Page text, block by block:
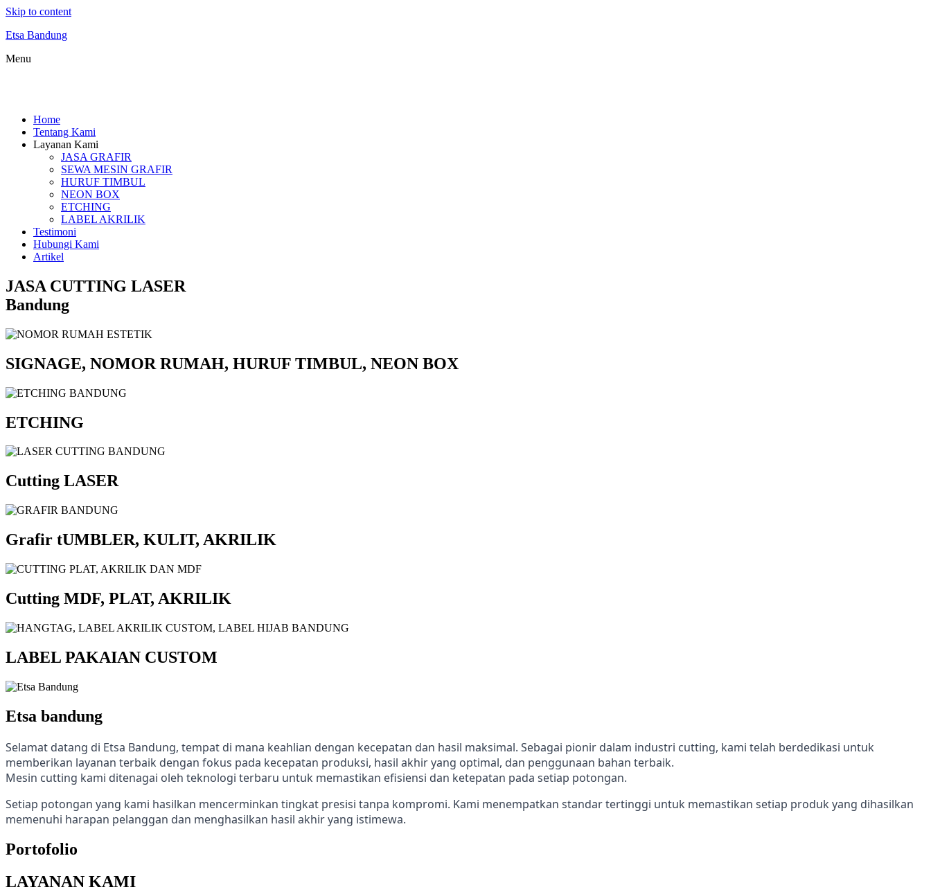
Skip to content
Etsa Bandung
Menu
Home
Tentang Kami
Layanan Kami
JASA GRAFIR
SEWA MESIN GRAFIR
HURUF TIMBUL
NEON BOX
ETCHING
LABEL AKRILIK
Testimoni
Hubungi Kami
Artikel
JASA CUTTING LASER
Bandung
SIGNAGE, NOMOR RUMAH, HURUF TIMBUL, NEON BOX
ETCHING
Cutting LASER
Grafir tUMBLER, KULIT, AKRILIK
Cutting MDF, PLAT, AKRILIK
LABEL PAKAIAN CUSTOM
Etsa bandung
Selamat datang di Etsa Bandung, tempat di mana keahlian dengan kecepatan dan hasil maksimal. Sebagai pionir dalam industri cutting, kami telah berdedikasi untuk
memberikan layanan terbaik dengan fokus pada kecepatan produksi, hasil akhir yang optimal, dan penggunaan bahan terbaik.
Mesin cutting kami ditenagai oleh teknologi terbaru untuk memastikan efisiensi dan ketepatan pada setiap potongan.
Setiap potongan yang kami hasilkan mencerminkan tingkat presisi tanpa kompromi. Kami menempatkan standar tertinggi untuk memastikan setiap produk yang dihasilkan
memenuhi harapan pelanggan dan menghasilkan hasil akhir yang istimewa.
Portofolio
LAYANAN KAMI